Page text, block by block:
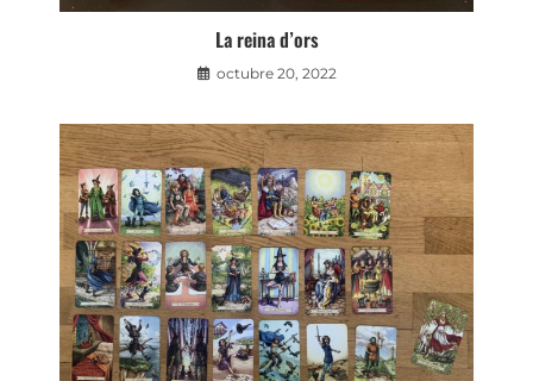
La reina d’ors
octubre 20, 2022